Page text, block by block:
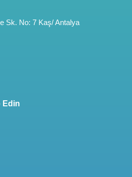
Sk. No: 7 Kaş/ Antalya
Edin